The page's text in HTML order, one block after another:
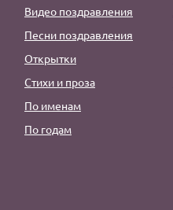
Видео поздравления
Песни поздравления
Открытки
Стихи и проза
По именам
По годам